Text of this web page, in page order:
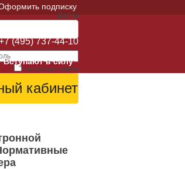
подписку
Войти
Запомнить меня
(495) 737-44-10
Вступают в силу